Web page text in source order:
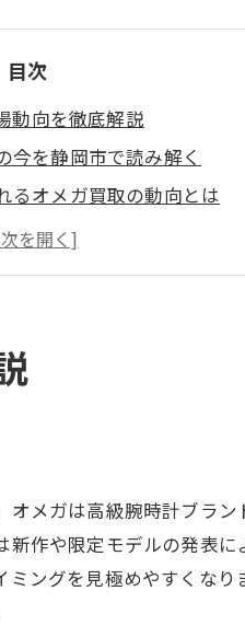
目次
動向を徹底解説
今を静岡市で読み解く
るオメガ買取の動向とは
変動する要因に注目
を活かしたオメガ買取戦略
いオメガ買取の現在地
るコツとは
静岡市の買取ポイント
にする準備とタイミング
取を成功させる秘訣とは
めの静岡市での工夫
メガは高級腕時計ブラ
作や限定モデルの発表
ングを見極めやすくな